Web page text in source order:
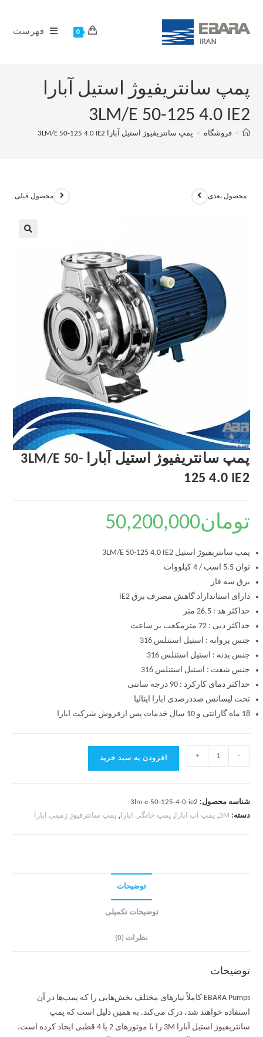
0 فهرست
پمپ سانتریفیوژ استیل آبارا
3LM/E 50-125 4.0 IE2
> فروشگاه > پمپ سانتریفیوژ استیل آبارا 3LM/E 50-125 4.0 IE2
محصول قبلی محصول بعدی
پمپ سانتریفیوژ استیل آبارا 3LM/E 50-
125 4.0 IE2
تومان50,200,000
پمپ سانتریفیوژ استیل 3LM/E 50-125 4.0 IE2
توان 5.5 اسب / 4 کیلووات
برق سه فاز
دارای استانداراد گاهش مصرف برق IE2
حداکثر هد : 26.5 متر
حداکثر دبی : 72 مترمکعب بر ساعت
جنس پروانه : استیل استنلس 316
جنس بدنه : استیل استنلس 316
جنس شفت : استیل استنلس 316
حداکثر دمای کارکرد : 90 درجه سانتی
تحت لیسانس صددرصدی ابارا ایتالیا
18 ماه گارانتی و 10 سال خدمات پس ازفروش شرکت ابارا
-
+ افزودن به سبد خرید
شناسه محصول: 3lm-e-50-125-4-0-ie2
دسته: 3M
, پمپ آب ابارا, پمپ خانگی ابارا, پمپ سانترفیوژ زمینی ابارا
توضیحات
توضیحات تکمیلی
نظرات (0)
توضیحات
EBARA Pumps کاملاً نیازهای مختلف بخش‌هایی را که پمپ‌ها در آن
استفاده خواهند شد، درک می‌کند. به همین دلیل است که پمپ
سانتریفیوژ استیل آبارا 3M را با موتورهای 2 یا 4 قطبی ایجاد کرده است.